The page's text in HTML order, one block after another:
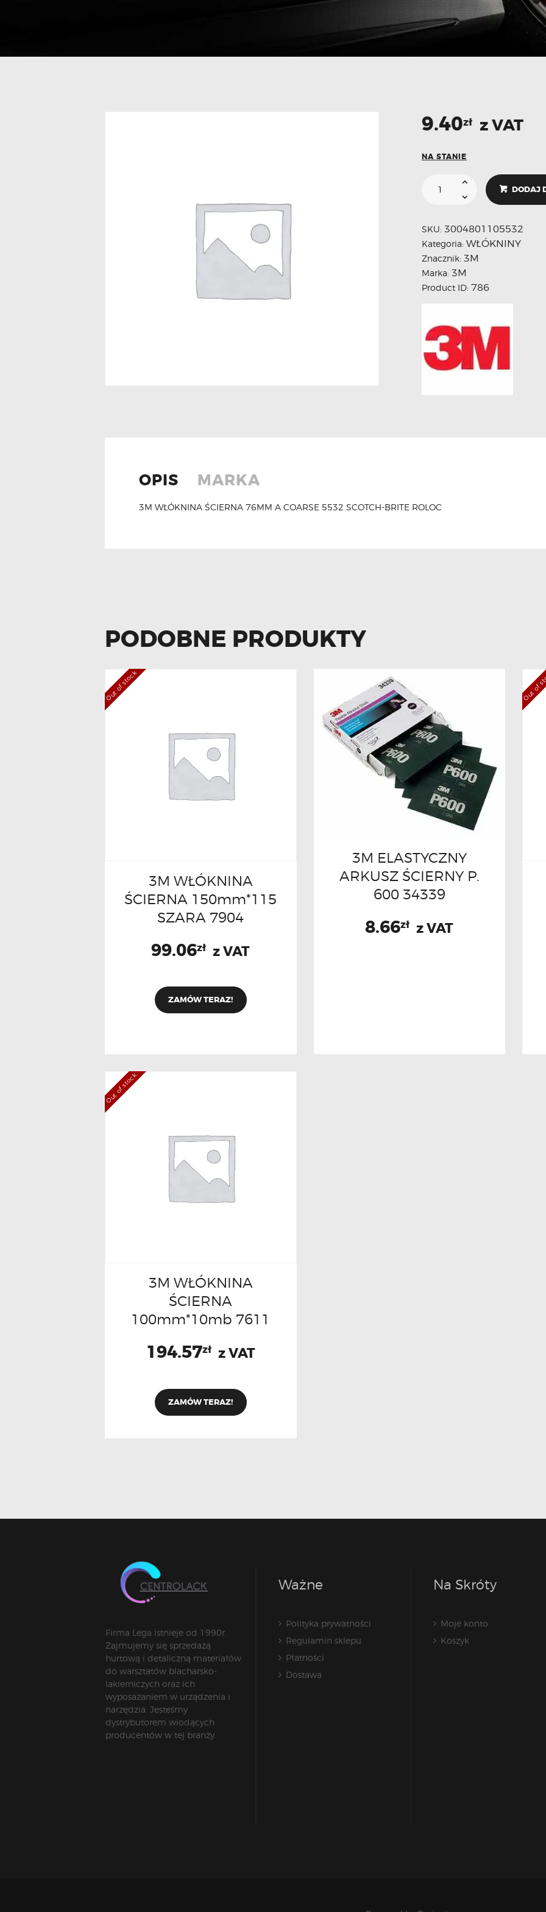
9.40zł z VAT
NA STANIE
DODAJ
SKU: 3004801105532
Kategoria: WŁÓKNINY
Znacznik: 3M
Marka: 3M
Product ID: 786
OPIS MARKA
3M WŁÓKNINA ŚCIERNA 76MM A COARSE 5532 SCOTCH-BRITE ROLOC
PODOBNE PRODUKTY
Out of stock
3M WŁÓKNINA
ŚCIERNA 150mm*115
SZARA 7904
99.06zł z VAT
ZAMÓW TERAZ!
3M ELASTYCZNY
ARKUSZ ŚCIERNY P.
600 34339
8.66zł z VAT
Out of
Out of stock
3M WŁÓKNINA
ŚCIERNA
100mm*10mb 7611
194.57zł z VAT
ZAMÓW TERAZ!
Firma Lega istnieje od 1990r.
Zajmujemy się sprzedażą
hurtową i detaliczną materiałów
do warsztatów blacharsko-
lakierniczych oraz ich
wyposażaniem w urządzenia i
narzędzia. Jesteśmy
dystrybutorem wiodących
producentów w tej branży.
Ważne
Polityka prywatności
Regulamin sklepu
Płatności
Dostawa
Na Skróty
Moje konto
Koszyk